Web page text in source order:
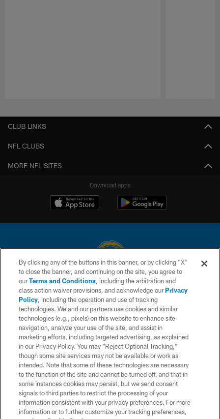
CLUB LINKS
NFL CLUBS
MORE NFL SITES
Download apps
© 2026 Chargers Football Company, LLC. All rights reserved. This website
is managed on a digital platform of the National Football League.
CONTACT US
WEBSITE ACCESSIBILITY
TERMS AND CONDITIONS
PRIVACY POLICY
SITE MAP
AD CHOICES
YOUR PRIVACY CHOICES
COOKIE SETTINGS
By clicking any of the buttons in this banner, or by clicking "X"
to close the banner, and continuing on the site, you agree to
ourTerms and Conditions, including the arbitration and
class action waiver provisions, and acknowledge ourPrivacy
Policy, including the operation and use of tracking
technologies. We and our partners use cookies and similar
technologies (e.g., pixels) on this website to enhance site
navigation, analyze your use of the site, and assist in
marketing efforts, including targeted advertising, as explained
in our Privacy Policy. You may “Reject Optional Tracking,”
though some site services may not be available or work as
intended. Note that some of these technologies are necessary
to the function of the site and cannot be turned off, and that in
some instances cookies may persist, but we send consent
signals to third parties to restrict the processing of your
information consistent with your privacy preferences. For more
information or to further customize your tracking preferences,